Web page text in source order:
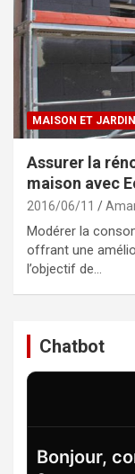
MAISON ET JARDIN
Assurer la
maison avec
2016/06/11
Modérer la
offrant une
l’objectif de…
Chatbot
Bonjour,